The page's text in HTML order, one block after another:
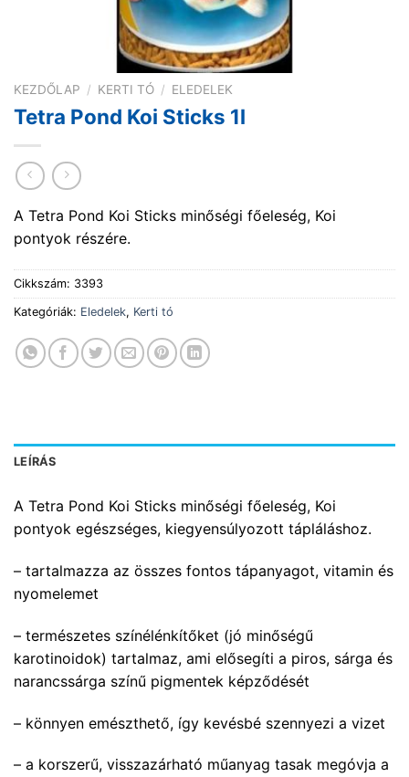
KEZDŐLAP / KERTI TÓ / ELEDELEK
Tetra Pond Koi Sticks 1l
A Tetra Pond Koi Sticks minőségi főeleség, Koi
pontyok részére.
Cikkszám: 3393
Kategóriák: Eledelek, Kerti tó
LEÍRÁS
A Tetra Pond Koi Sticks minőségi főeleség, Koi
pontyok egészséges, kiegyensúlyozott tápláláshoz.
– tartalmazza az összes fontos tápanyagot, vitamin és
nyomelemet
– természetes színélénkítőket (jó minőségű
karotinoidok) tartalmaz, ami elősegíti a piros, sárga és
narancssárga színű pigmentek képződését
– könnyen emészthető, így kevésbé szennyezi a vizet
– a korszerű, visszazárható műanyag tasak megóvja a